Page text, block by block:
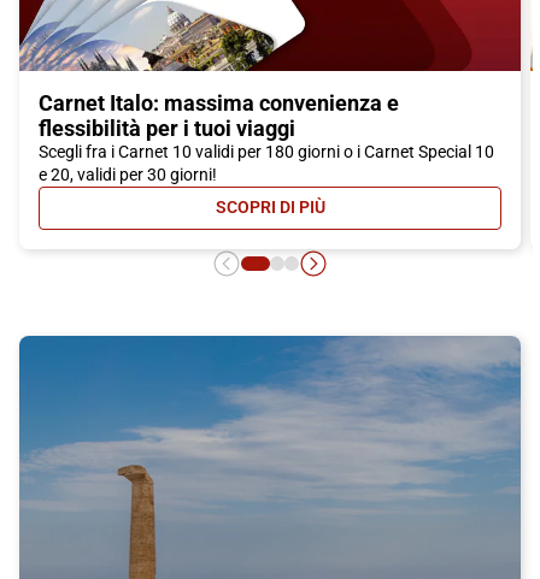
Carnet Italo: massima convenienza e
flessibilità per i tuoi viaggi
Scegli fra i Carnet 10 validi per 180 giorni o i Carnet Special 10
e 20, validi per 30 giorni!
SCOPRI DI PIÙ- CARNET ITALO: MASSIMA